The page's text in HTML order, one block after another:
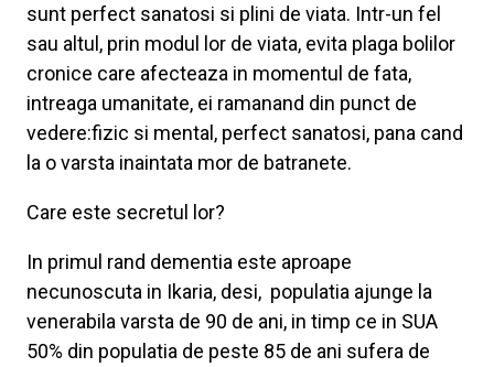
sunt perfect sanatosi si plini de viata. Intr-un fel
sau altul, prin modul lor de viata, evita plaga bolilor
cronice care afecteaza in momentul de fata,
intreaga umanitate, ei ramanand din punct de
vedere:fizic si mental, perfect sanatosi, pana cand
la o varsta inaintata mor de batranete.
Care este secretul lor?
In primul rand dementia este aproape
necunoscuta in Ikaria, desi, populatia ajunge la
venerabila varsta de 90 de ani, in timp ce in SUA
50% din populatia de peste 85 de ani sufera de